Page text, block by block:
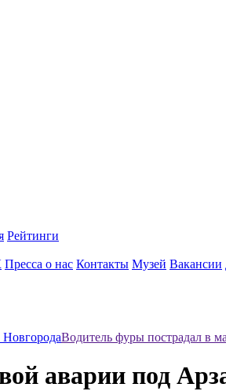
Рейтинги
Пресса о нас Контакты Музей Вакансии
Водитель фуры пострадал в
аварии под